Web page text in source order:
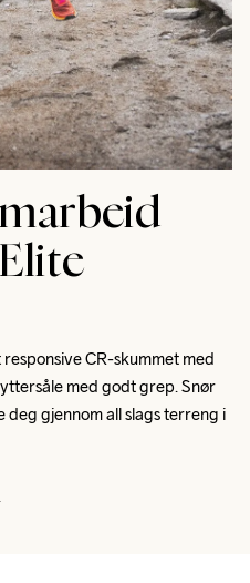
CR-skummet med
med godt grep. Snør
deg gjennom all slags terreng i